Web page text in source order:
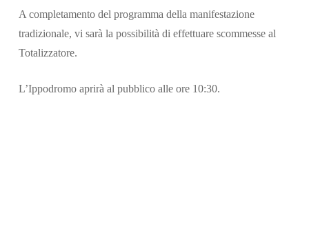
A completamento del programma della manifestazione
tradizionale, vi sarà la possibilità di effettuare scommesse al
Totalizzatore.
L’Ippodromo aprirà al pubblico alle ore 10:30.